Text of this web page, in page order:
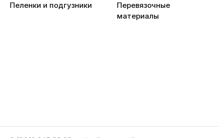
Пеленки и подгузники
Перевязочные
материалы